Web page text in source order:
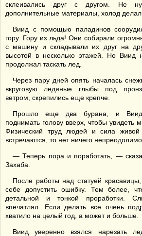
склеивались друг с другом. Не
дополнительные материалы, холод делал
Виид с помощью паладинов
гору. Гору из льда! Они собирали
с машину и складывали их друг на
высотой в несколько этажей. Но Виид
продолжал таскать лед.
Через пару дней опять началась
вкруговую ледяные глыбы под
ветром, скрепились еще крепче.
Прошло еще два бурана, и
поднимать голову вверх, чтобы увидеть
Физический труд людей и сила
встречаются, то нет ничего
— Теперь пора и поработать, —
Захаба.
После работы над статуей
себе допустить ошибку. Тем более,
детальной и тонкой проработки.
впечатлял. Если делать все очень
хватило на целый год, а может и больше.
Виид уверенно взялся нарезать